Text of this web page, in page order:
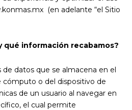
(en adelante “el Sitio
qué información recabamos?
de datos que se almacena en el
cómputo o del dispositivo de
de un usuario al navegar en
el cual permite